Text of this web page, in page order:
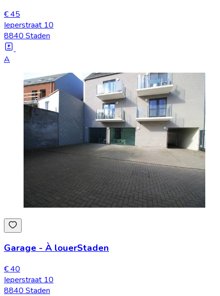
€ 45
Ieperstraat 10
8840 Staden
A
Garage-À louerStaden
€ 40
Ieperstraat 10
8840 Staden